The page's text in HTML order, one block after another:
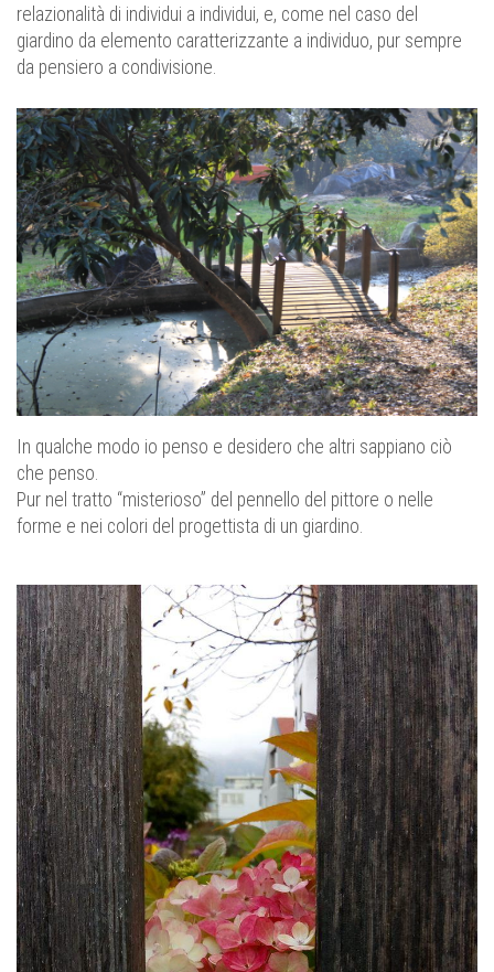
relazionalità di individui a individui, e, come nel caso del
giardino da elemento caratterizzante a individuo, pur sempre
da pensiero a condivisione.
In qualche modo io penso e desidero che altri sappiano ciò
che penso.
Pur nel tratto “misterioso” del pennello del pittore o nelle
forme e nei colori del progettista di un giardino.